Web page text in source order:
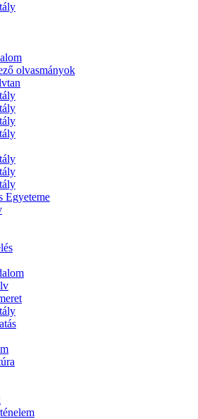
olvasmányok
Egyeteme